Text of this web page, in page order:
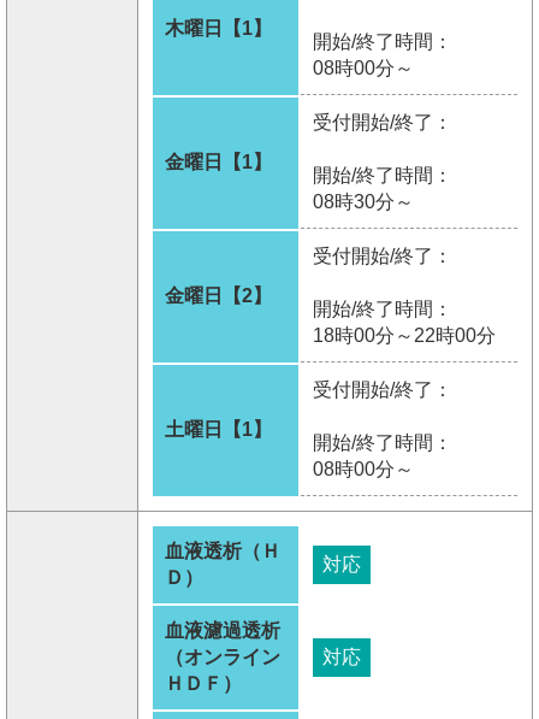
木曜日【1】
開始/終了時間：
08時00分～
金曜日【1】
受付開始/終了：
開始/終了時間：
08時30分～
金曜日【2】
受付開始/終了：
開始/終了時間：
18時00分～22時00分
土曜日【1】
受付開始/終了：
開始/終了時間：
08時00分～
血液透析（Ｈ
Ｄ）
対応
血液濾過透析
（オンライン
ＨＤＦ）
対応